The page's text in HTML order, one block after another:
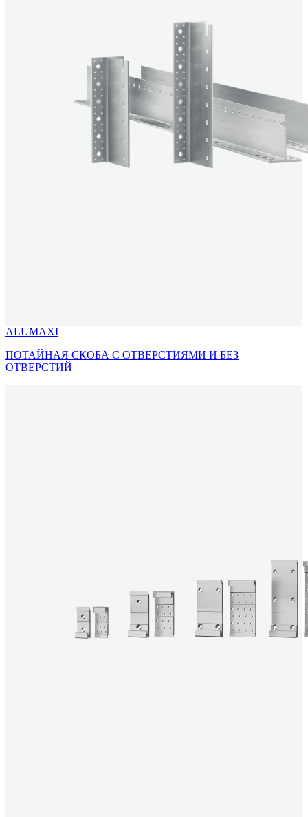
ALUMAXI
ПОТАЙНАЯ СКОБА С ОТВЕРСТИЯМИ И БЕЗ
ОТВЕРСТИЙ